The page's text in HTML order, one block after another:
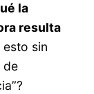
la
resulta
sin
de